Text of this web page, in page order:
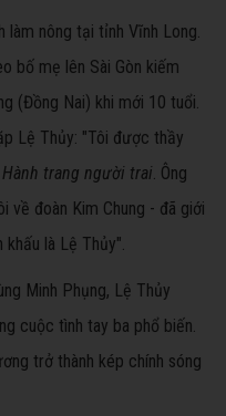
làm nông tại tỉnh Vĩnh Long.
bố mẹ lên Sài Gòn kiếm
(Đồng Nai) khi mới 10 tuổi.
Lệ Thủy: "Tôi được thầy
Hành trang người trai. Ông
về đoàn Kim Chung - đã giới
là Lệ Thủy".
Minh Phụng, Lệ Thủy
cuộc tình tay ba phổ biến.
trở thành kép chính sóng